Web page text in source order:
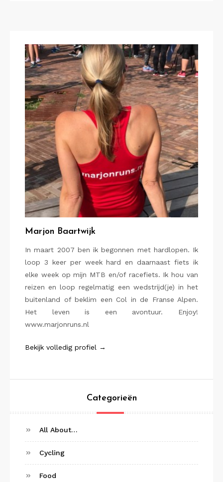
Marjon Baartwijk
In maart 2007 ben ik begonnen met hardlopen. Ik
loop 3 keer per week hard en daarnaast fiets ik
elke week op mijn MTB en/of racefiets. Ik hou van
reizen en loop regelmatig een wedstrijd(je) in het
buitenland of beklim een Col in de Franse Alpen.
Het leven is een avontuur. Enjoy!
www.marjonruns.nl
Bekijk volledig profiel →
Categorieën
All About…
Cycling
Food